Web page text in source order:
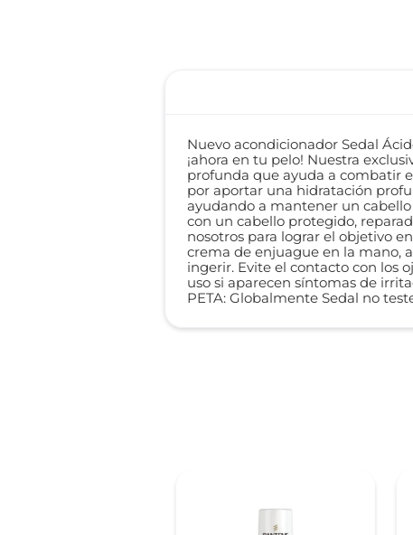
Nuevo acondicionador Sedal
¡ahora en tu pelo! Nuestra
profunda que ayuda a combatir
por aportar una hidratación
ayudando a mantener un
con un cabello protegido,
nosotros para lograr el objetivo
crema de enjuague en la mano,
ingerir. Evite el contacto con los
uso si aparecen síntomas de
PETA: Globalmente Sedal no